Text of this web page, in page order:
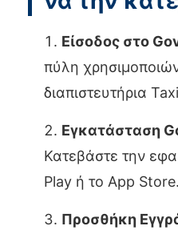
Είσοδος στο
πύλη
διαπιστευτήρια
Εγκατάσταση
Κατεβάστε την
Play ή το App Store.
Προσθήκη